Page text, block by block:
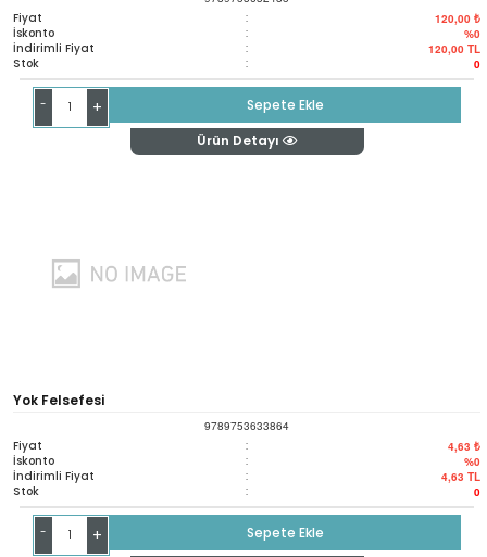
Fiyat : 120,00 ₺
İskonto : %0
İndirimli Fiyat : 120,00 TL
Stok : 0
- +
Sepete Ekle
Ürün Detayı
Yok Felsefesi
9789753633864
Fiyat : 4,63 ₺
İskonto : %0
İndirimli Fiyat : 4,63 TL
Stok : 0
- +
Sepete Ekle